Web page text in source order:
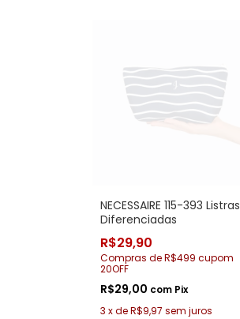
NECESSAIRE 115-393 Listras
Diferenciadas
R$29,90
Compras de R$499 cupom
20OFF
R$29,00 com Pix
3 xdeR$9,97 sem juros